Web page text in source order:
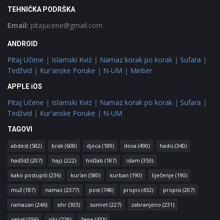
TEHNIČKA PODRŠKA
Email: pitajucene@gmail.com
ANDROID
Pitaj Učene | Islamski Kviz | Namaz korak po korak | Sufara |
Tedžvid | Kur'anske Poruke | N-UM | Minber
APPLE iOS
Pitaj Učene | Islamski Kviz | Namaz korak po korak | Sufara |
Tedžvid | Kur'anske Poruke | N-UM
TAGOVI
abdest (582) brak (608) djeca (189) dova (490) hadis (340)
hadždž (207) hajz (222) hidžab (187) islam (353)
kako postupiti (236) kur'an (580) kurban (190) liječenje (190)
muž (187) namaz (2377) post (748) propis (432) propisi (207)
ramazan (246) sihr (303) sunnet (227) zabranjeno (231)